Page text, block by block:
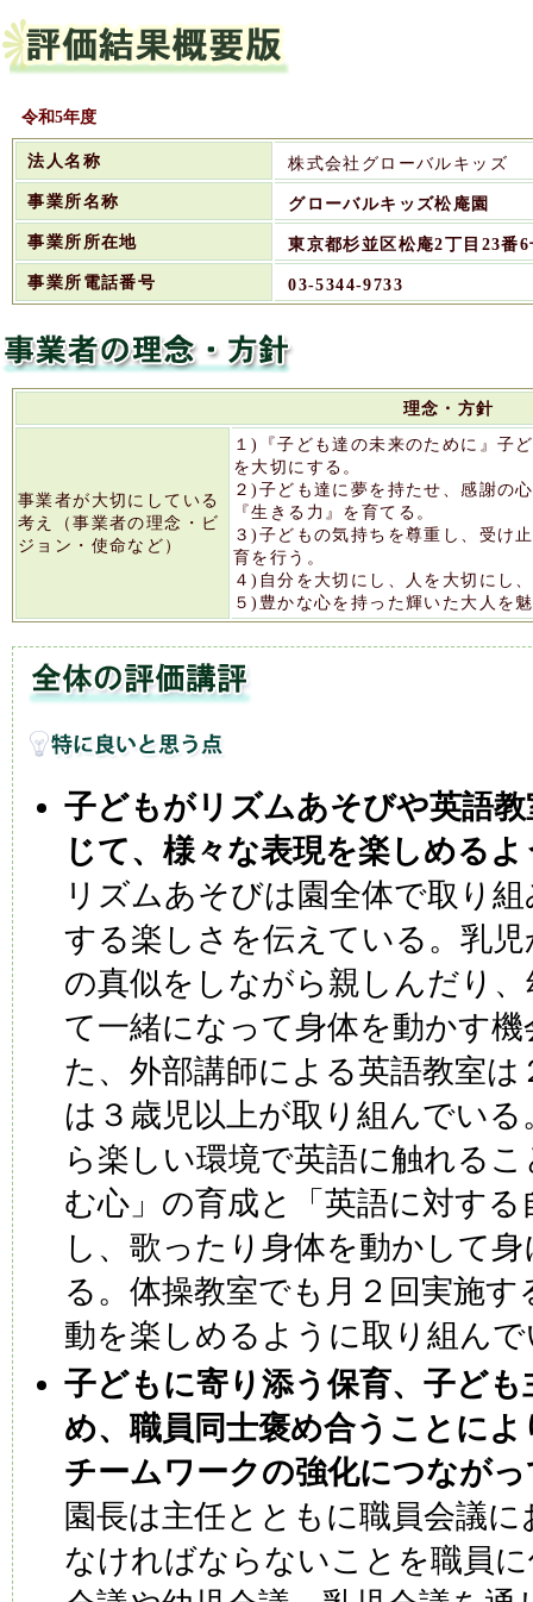
令和5年度
法人名称 株式会社グローバルキッズ
事業所名称 グローバルキッズ松庵園
事業所所在地 東京都杉並区松庵2丁目23番6
事業所電話番号 03-5344-9733
理念・方針
事業者が大切にしている
考え（事業者の理念・ビ
ジョン・使命など）
１)『子ども達の未来のために』子
を大切にする。
２)子ども達に夢を持たせ、感謝の
『生きる力』を育てる。
３)子どもの気持ちを尊重し、受け
育を行う。
４)自分を大切にし、人を大切にし
５)豊かな心を持った輝いた大人を
子どもがリズムあそびや英語
じて、様々な表現を楽しめる
リズムあそびは園全体で取り
する楽しさを伝えている。乳
の真似をしながら親しんだり
て一緒になって身体を動かす
た、外部講師による英語教室は
は３歳児以上が取り組んでい
ら楽しい環境で英語に触れる
む心」の育成と「英語に対す
し、歌ったり身体を動かして
る。体操教室でも月２回実施
動を楽しめるように取り組ん
子どもに寄り添う保育、子ど
め、職員同士褒め合うことに
チームワークの強化につなが
園長は主任とともに職員会議
なければならないことを職員